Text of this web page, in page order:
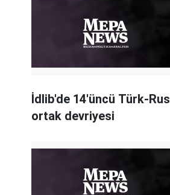
İdlib'de 14'üncü Türk-Rus
ortak devriyesi